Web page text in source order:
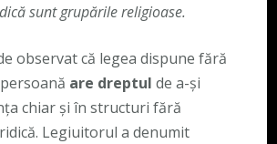
sunt grupările religioase.
observat că legea dispune fără
are dreptul de a-și
chiar și în structuri fără
Legiuitorul a denumit